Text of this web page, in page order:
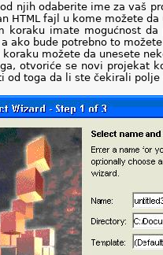
njih odaberite ime za vaš
HTML fajl u kome možete
koraku imate mogućnost
ako bude potrebno to
koraku možete da unesete
otvoriće se novi projekat
od toga da li ste čekirali polje